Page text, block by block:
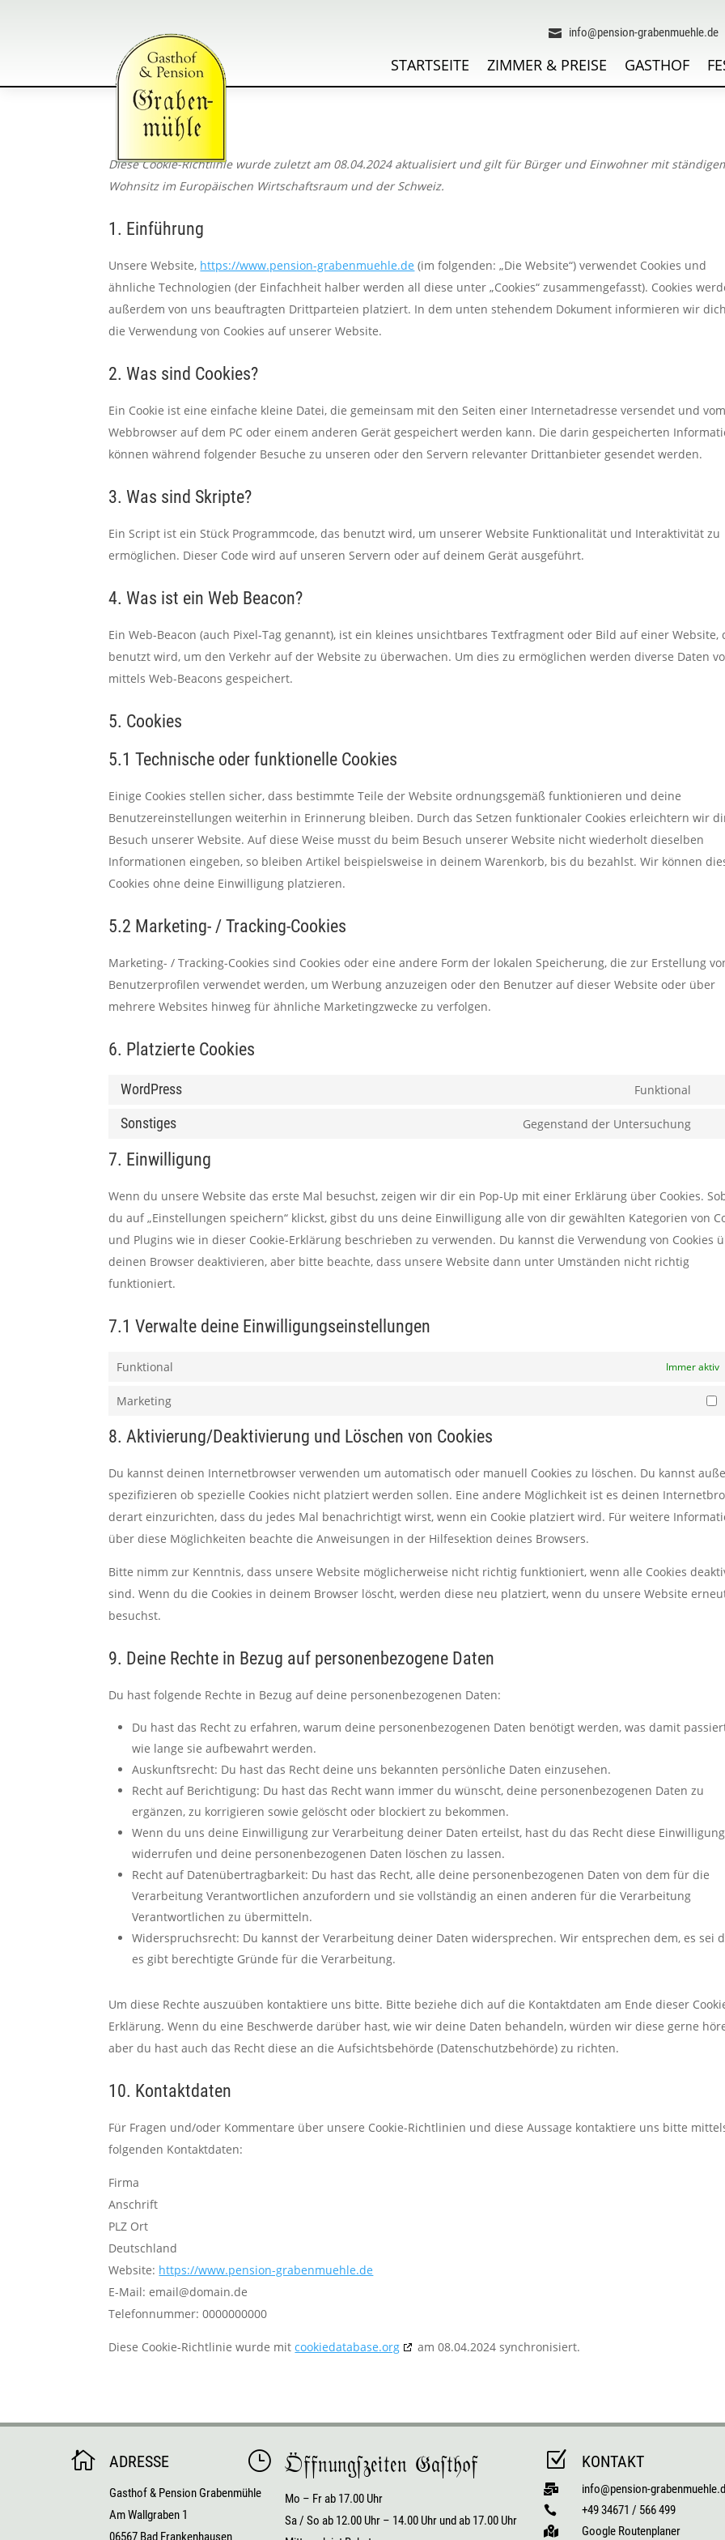
 info@pension-grabenmuehle.de
STARTSEITE ZIMMER & PREISE GASTHOF
Diese Cookie-Richtlinie wurde zuletzt am 08.04.2024 aktualisiert und gilt für Bürger und Einwohner mit
Wohnsitz im Europäischen Wirtschaftsraum und der Schweiz.
1. Einführung
Unsere Website, https://www.pension-grabenmuehle.de (im folgenden: „Die Website“) verwendet Cookies und
ähnliche Technologien (der Einfachheit halber werden all diese unter „Cookies“ zusammengefasst). Cookies
außerdem von uns beauftragten Drittparteien platziert. In dem unten stehendem Dokument informieren wir
die Verwendung von Cookies auf unserer Website.
2. Was sind Cookies?
Ein Cookie ist eine einfache kleine Datei, die gemeinsam mit den Seiten einer Internetadresse versendet und vom
Webbrowser auf dem PC oder einem anderen Gerät gespeichert werden kann. Die darin gespeicherten
können während folgender Besuche zu unseren oder den Servern relevanter Drittanbieter gesendet werden.
3. Was sind Skripte?
Ein Script ist ein Stück Programmcode, das benutzt wird, um unserer Website Funktionalität und Interaktivität zu
ermöglichen. Dieser Code wird auf unseren Servern oder auf deinem Gerät ausgeführt.
4. Was ist ein Web Beacon?
Ein Web-Beacon (auch Pixel-Tag genannt), ist ein kleines unsichtbares Textfragment oder Bild auf einer Website,
benutzt wird, um den Verkehr auf der Website zu überwachen. Um dies zu ermöglichen werden diverse Daten
mittels Web-Beacons gespeichert.
5. Cookies
5.1 Technische oder funktionelle Cookies
Einige Cookies stellen sicher, dass bestimmte Teile der Website ordnungsgemäß funktionieren und deine
Benutzereinstellungen weiterhin in Erinnerung bleiben. Durch das Setzen funktionaler Cookies erleichtern wir
Besuch unserer Website. Auf diese Weise musst du beim Besuch unserer Website nicht wiederholt dieselben
Informationen eingeben, so bleiben Artikel beispielsweise in deinem Warenkorb, bis du bezahlst. Wir können
Cookies ohne deine Einwilligung platzieren.
5.2 Marketing- / Tracking-Cookies
Marketing- / Tracking-Cookies sind Cookies oder eine andere Form der lokalen Speicherung, die zur Erstellung
Benutzerprofilen verwendet werden, um Werbung anzuzeigen oder den Benutzer auf dieser Website oder über
mehrere Websites hinweg für ähnliche Marketingzwecke zu verfolgen.
6. Platzierte Cookies
WordPress Funktional
Sonstiges Gegenstand der Untersuchung
7. Einwilligung
Wenn du unsere Website das erste Mal besuchst, zeigen wir dir ein Pop-Up mit einer Erklärung über Cookies.
du auf „Einstellungen speichern“ klickst, gibst du uns deine Einwilligung alle von dir gewählten Kategorien von
und Plugins wie in dieser Cookie-Erklärung beschrieben zu verwenden. Du kannst die Verwendung von Cookies
deinen Browser deaktivieren, aber bitte beachte, dass unsere Website dann unter Umständen nicht richtig
funktioniert.
7.1 Verwalte deine Einwilligungseinstellungen
Funktional Immer aktiv
Marketing
8. Aktivierung/Deaktivierung und Löschen von Cookies
Du kannst deinen Internetbrowser verwenden um automatisch oder manuell Cookies zu löschen. Du kannst
spezifizieren ob spezielle Cookies nicht platziert werden sollen. Eine andere Möglichkeit ist es deinen
derart einzurichten, dass du jedes Mal benachrichtigt wirst, wenn ein Cookie platziert wird. Für weitere
über diese Möglichkeiten beachte die Anweisungen in der Hilfesektion deines Browsers.
Bitte nimm zur Kenntnis, dass unsere Website möglicherweise nicht richtig funktioniert, wenn alle Cookies
sind. Wenn du die Cookies in deinem Browser löscht, werden diese neu platziert, wenn du unsere Website
besuchst.
9. Deine Rechte in Bezug auf personenbezogene Daten
Du hast folgende Rechte in Bezug auf deine personenbezogenen Daten:
Du hast das Recht zu erfahren, warum deine personenbezogenen Daten benötigt werden, was damit
wie lange sie aufbewahrt werden.
Auskunftsrecht: Du hast das Recht deine uns bekannten persönliche Daten einzusehen.
Recht auf Berichtigung: Du hast das Recht wann immer du wünscht, deine personenbezogenen Daten zu
ergänzen, zu korrigieren sowie gelöscht oder blockiert zu bekommen.
Wenn du uns deine Einwilligung zur Verarbeitung deiner Daten erteilst, hast du das Recht diese
widerrufen und deine personenbezogenen Daten löschen zu lassen.
Recht auf Datenübertragbarkeit: Du hast das Recht, alle deine personenbezogenen Daten von dem für die
Verarbeitung Verantwortlichen anzufordern und sie vollständig an einen anderen für die Verarbeitung
Verantwortlichen zu übermitteln.
Widerspruchsrecht: Du kannst der Verarbeitung deiner Daten widersprechen. Wir entsprechen dem, es sei
es gibt berechtigte Gründe für die Verarbeitung.
Um diese Rechte auszuüben kontaktiere uns bitte. Bitte beziehe dich auf die Kontaktdaten am Ende dieser
Erklärung. Wenn du eine Beschwerde darüber hast, wie wir deine Daten behandeln, würden wir diese gerne
aber du hast auch das Recht diese an die Aufsichtsbehörde (Datenschutzbehörde) zu richten.
10. Kontaktdaten
Für Fragen und/oder Kommentare über unsere Cookie-Richtlinien und diese Aussage kontaktiere uns bitte
folgenden Kontaktdaten:
Firma
Anschrift
PLZ Ort
Deutschland
Website: https://www.pension-grabenmuehle.de
E-Mail:email@domain.de
Telefonnummer: 0000000000
Diese Cookie-Richtlinie wurde mitcookiedatabase.org am 08.04.2024 synchronisiert.
 ADRESSE
Gasthof & Pension Grabenmühle
Am Wallgraben 1
06567 Bad Frankenhausen
} Öffnungszeiten Gasthof
Mo – Fr ab 17.00 Uhr
Sa / So ab 12.00 Uhr – 14.00 Uhr und ab 17.00 Uhr
Z KONTAKT
 info@pension-
 +49 34671 / 566 499
 Google Routenplaner